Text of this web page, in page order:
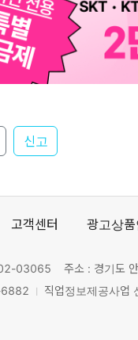
신고
고객센터 광고상
03065
주소 : 경기도
6882
직업정보제공사